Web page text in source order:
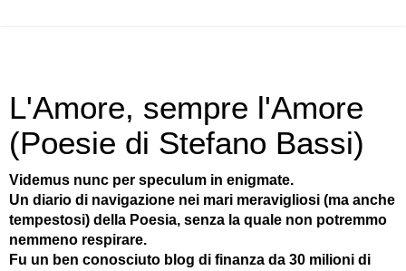
L'Amore, sempre l'Amore
(Poesie di Stefano Bassi)
Videmus nunc per speculum in enigmate.
Un diario di navigazione nei mari meravigliosi (ma anche
tempestosi) della Poesia, senza la quale non potremmo
nemmeno respirare.
Fu un ben conosciuto blog di finanza da 30 milioni di